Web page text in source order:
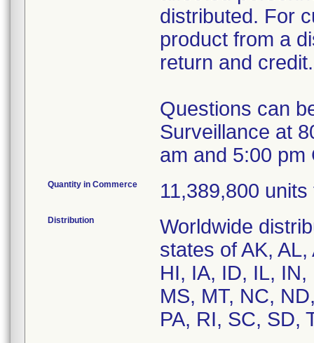
distributed. For
product from a
return and credit.
Questions can
Surveillance at
am and 5:00 pm
Quantity in Commerce 11,389,800 units
Distribution
Worldwide
states of AK,
HI, IA, ID, IL,
MS, MT, NC,
PA, RI, SC, SD,